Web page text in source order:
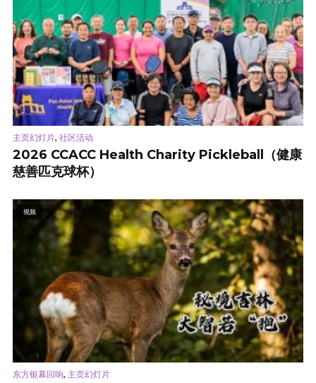
主页幻灯片, 社区活动
2026 CCACC Health Charity Pickleball（健康
慈善匹克球杯）
视频
东方银幕回响, 主页幻灯片